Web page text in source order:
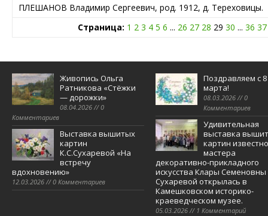
ПЛЕШАНОВ Владимир Сергеевич, род. 1912, д. Тереховицы.
Страница: 1 2 3 4 5 6 ... 26 27 28 29 30 ... 36 37
Живопись Ольга
Ратникова «Стёжки
— дорожки»
08.04.2026 // 0
Комментариев
Выставка вышитых
картин
К.С.Сухаревой «На
встречу
вдохновению»
12.03.2026 // 0 Комментариев
Поздравляем с 8
марта!
08.03.2026 // 0
Комментариев
Удивительная
выставка
картин
мастера
декоративно-прикладного
искусства Клары Семеновны
Сухаревой открылась в
Камешковском историко-
краеведческом музее.
05.03.2026 // 1 Комментарий